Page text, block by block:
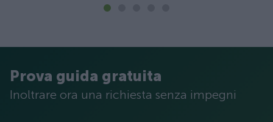
Prova guida gratuita
Inoltrare ora una richiesta senza impegni